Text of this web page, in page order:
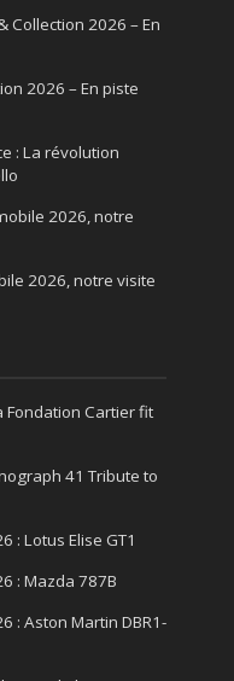
Collection 2026 – En
2026 – En piste
: La révolution
2026, notre
2026, notre visite
Fondation Cartier fit
41 Tribute to
: Lotus Elise GT1
: Mazda 787B
: Aston Martin DBR1-